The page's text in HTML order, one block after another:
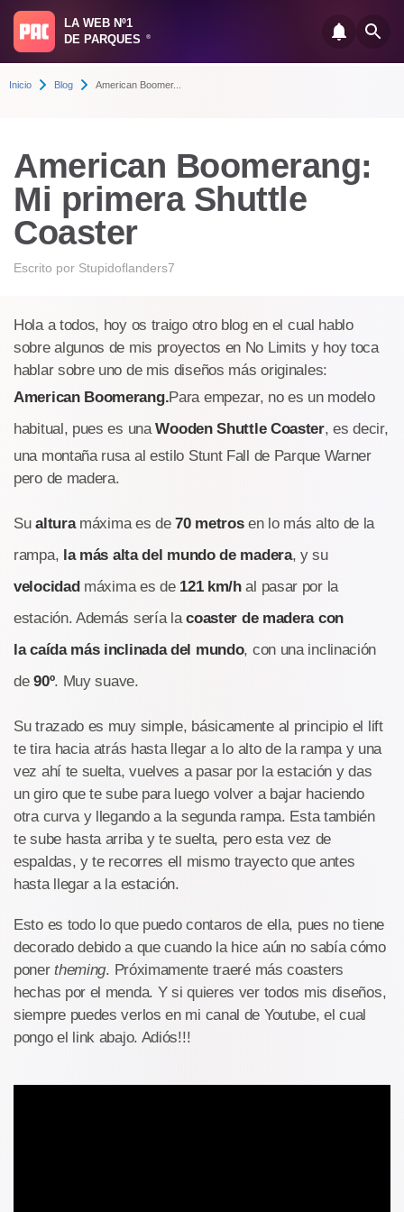
LA WEB Nº1
DE PARQUES
®
Inicio Blog American Boomer...
American Boomerang:
Mi primera Shuttle
Coaster
Escrito por Stupidoflanders7
Hola a todos, hoy os traigo otro blog en el cual hablo
sobre algunos de mis proyectos en No Limits y hoy toca
hablar sobre uno de mis diseños más originales:
American Boomerang.Para empezar, no es un modelo
habitual, pues es unaWooden Shuttle Coaster, es decir,
una montaña rusa al estilo Stunt Fall de Parque Warner
pero de madera.
Sualturamáxima es de70 metrosen lo más alto de la
rampa, la más alta del mundo de madera, y su
velocidadmáxima es de 121 km/hal pasar por la
estación. Además sería lacoaster de madera con
la caída más inclinada del mundo, con una inclinación
de90º. Muy suave.
Su trazado es muy simple, básicamente al principio el lift
te tira hacia atrás hasta llegar a lo alto de la rampa y una
vez ahí te suelta, vuelves a pasar por la estación y das
un giro que te sube para luego volver a bajar haciendo
otra curva y llegando a la segunda rampa. Esta también
te sube hasta arriba y te suelta, pero esta vez de
espaldas, y te recorres ell mismo trayecto que antes
hasta llegar a la estación.
Esto es todo lo que puedo contaros de ella, pues no tiene
decorado debido a que cuando la hice aún no sabía cómo
ponertheming. Próximamente traeré más coasters
hechas por el menda. Y si quieres ver todos mis diseños,
siempre puedes verlos en mi canal de Youtube, el cual
pongo el link abajo. Adiós!!!